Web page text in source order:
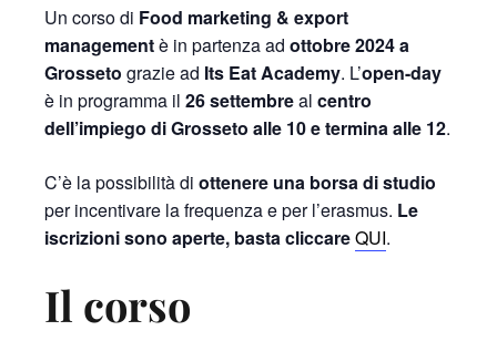
Un corso di Food marketing & export
managementè in partenza ad ottobre 2024 a
Grosseto grazie ad Its Eat Academy. L’open-day
è in programma il 26 settembreal centro
dell’impiego di Grosseto alle 10 e termina alle 12.
C’è la possibilità di ottenere una borsa di studio
per incentivare la frequenza e per l’erasmus. Le
iscrizioni sono aperte, basta cliccareQUI.
Il corso